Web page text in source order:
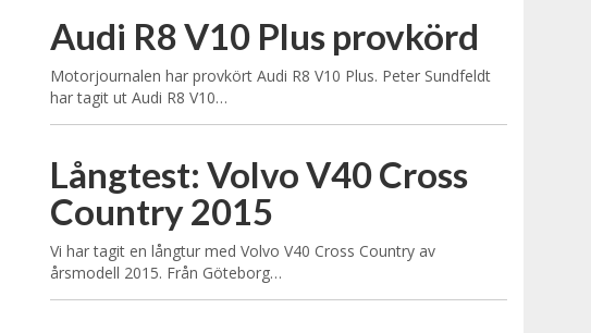
Audi R8 V10 Plus provkörd
Motorjournalen har provkört Audi R8 V10 Plus. Peter Sundfeldt
har tagit ut Audi R8 V10…
Långtest: Volvo V40 Cross
Country 2015
Vi har tagit en långtur med Volvo V40 Cross Country av
årsmodell 2015. Från Göteborg…